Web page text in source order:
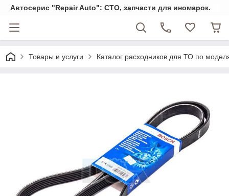
Автосерис "Repair Auto": СТО, запчасти для иномарок.
Товары и услуги Каталог расходников для ТО по